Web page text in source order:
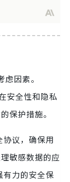
因素。
安全性和隐私
保护措施。
议，确保用
敏感数据的应
力的安全保